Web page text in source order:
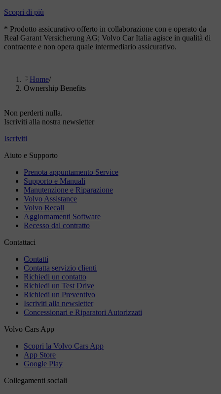
Scopri di più
* Prodotto assicurativo offerto in collaborazione con e operato da
Real Garant Versicherung AG; Volvo Car Italia agisce in qualità di
contraente e non opera quale intermediario assicurativo.
Home/
Ownership Benefits